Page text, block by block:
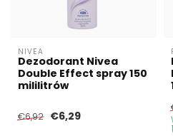
NIVEA
Dezodorant Nivea
Double Effect spray 150
mililitrów
€6,92 €6,29